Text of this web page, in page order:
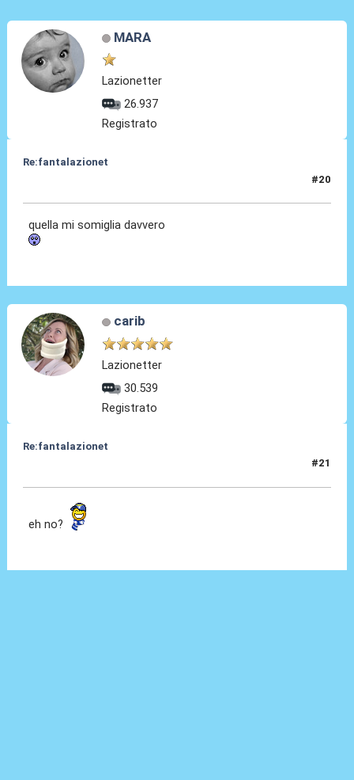
MARA
Lazionetter
26.937
Registrato
Re:fantalazionet
#20
quella mi somiglia davvero
carib
Lazionetter
30.539
Registrato
Re:fantalazionet
#21
eh no?